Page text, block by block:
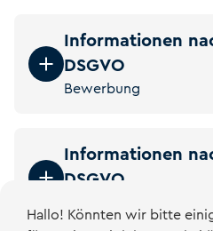
Informationen
DSGVO
Bewerbung
Informationen
DSGVO
Hallo! Könnten wir bitte